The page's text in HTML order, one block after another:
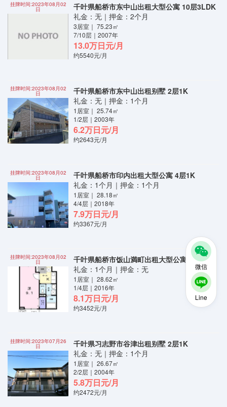
微信
Line
挂牌时间:2023年08月02
日
千叶県船桥市东中山出租大型公寓 10层3LDK
礼金：无｜押金：2个月
3居室｜ 75.23㎡
7/10层｜2007年
13.0万日元/月
约5540元/月
挂牌时间:2023年08月02
日
千叶県船桥市东中山出租别墅 2层1K
礼金：无｜押金：1个月
1居室｜ 25.74㎡
1/2层｜2003年
6.2万日元/月
约2643元/月
挂牌时间:2023年08月02
日
千叶県船桥市印内出租大型公寓 4层1K
礼金：1个月｜押金：1个月
1居室｜ 28.18㎡
4/4层｜2018年
7.9万日元/月
约3367元/月
挂牌时间:2023年08月02
日
千叶県船桥市饭山満町出租大型公寓 4层1K
礼金：1个月｜押金：无
1居室｜ 28.62㎡
1/4层｜2016年
8.1万日元/月
约3452元/月
挂牌时间:2023年07月26
日
千叶県习志野市谷津出租别墅 2层1K
礼金：无｜押金：1个月
1居室｜ 26.67㎡
2/2层｜2004年
5.8万日元/月
约2472元/月